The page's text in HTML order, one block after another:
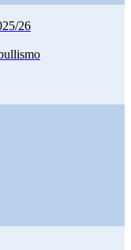
26